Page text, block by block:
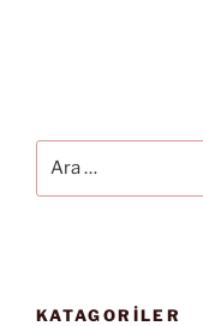
KATAGORİLER